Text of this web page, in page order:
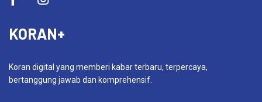
KORAN+
Koran digital yang memberi kabar terbaru, terpercaya,
bertanggung jawab dan komprehensif.